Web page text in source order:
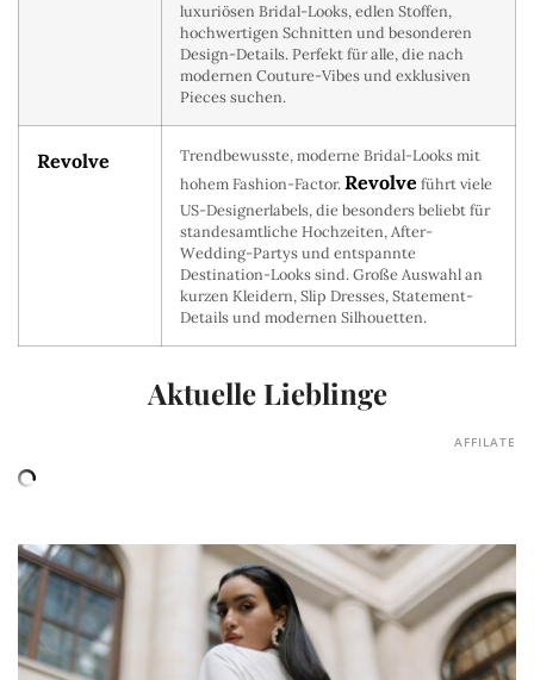
luxuriösen Bridal-Looks, edlen Stoffen,
hochwertigen Schnitten und besonderen
Design-Details. Perfekt für alle, die nach
modernen Couture-Vibes und exklusiven
Pieces suchen.
Revolve
Trendbewusste, moderne Bridal-Looks mit
hohem Fashion-Factor.Revolve führt viele
US-Designerlabels, die besonders beliebt für
standesamtliche Hochzeiten, After-
Wedding-Partys und entspannte
Destination-Looks sind. Große Auswahl an
kurzen Kleidern, Slip Dresses, Statement-
Details und modernen Silhouetten.
Aktuelle Lieblinge
AFFILATE